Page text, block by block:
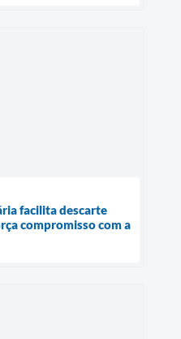
facilita descarte
compromisso com a